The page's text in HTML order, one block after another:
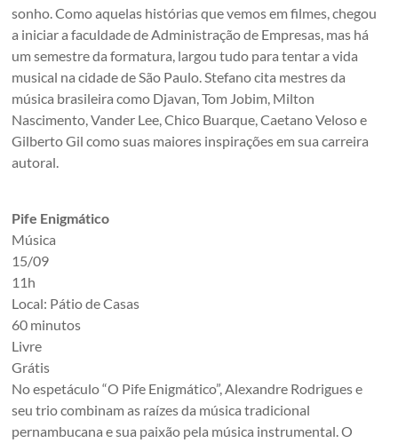
sonho. Como aquelas histórias que vemos em filmes, chegou
a iniciar a faculdade de Administração de Empresas, mas há
um semestre da formatura, largou tudo para tentar a vida
musical na cidade de São Paulo. Stefano cita mestres da
música brasileira como Djavan, Tom Jobim, Milton
Nascimento, Vander Lee, Chico Buarque, Caetano Veloso e
Gilberto Gil como suas maiores inspirações em sua carreira
autoral.
Pife Enigmático
Música
15/09
11h
Local: Pátio de Casas
60 minutos
Livre
Grátis
No espetáculo “O Pife Enigmático”, Alexandre Rodrigues e
seu trio combinam as raízes da música tradicional
pernambucana e sua paixão pela música instrumental. O